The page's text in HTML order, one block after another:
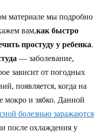
материале мы подробно
вам,как быстро
простуду у ребенка.
— заболевание,
зависит от погодных
появляется, когда на
мокро и зябко. Данной
болезнью заражаются
после охлаждения у